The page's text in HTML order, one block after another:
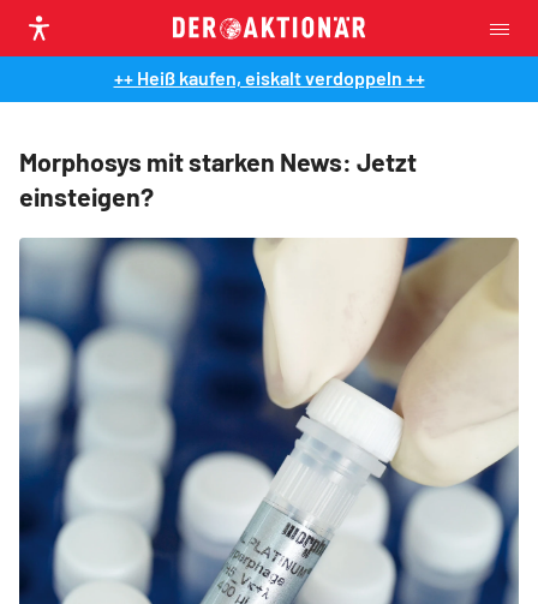
++ Heiß kaufen, eiskalt verdoppeln ++
Morphosys mit starken News: Jetzt
einsteigen?